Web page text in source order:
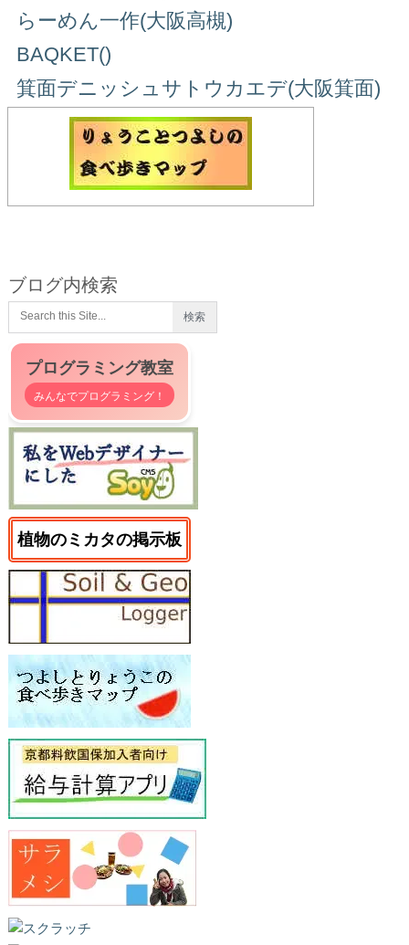
らーめん一作(大阪高槻)
BAQKET()
箕面デニッシュサトウカエデ(大阪箕面)
ブログ内検索
プログラミング教室
みんなでプログラミング！
植物のミカタの掲示板